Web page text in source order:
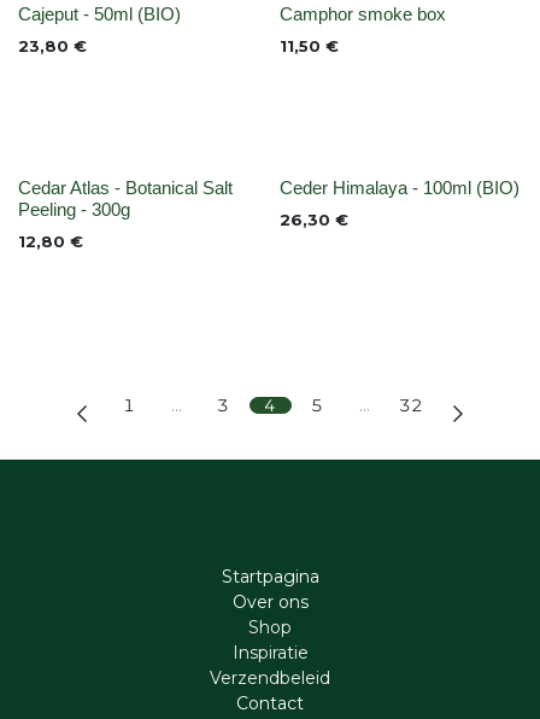
None
Cajeput - 50ml (BIO)
23,80 € None
Camphor smoke box
11,50 €
None
Cedar Atlas - Botanical Salt
Peeling - 300g
12,80 €
None
Ceder Himalaya - 100ml (BIO)
26,30 €
1 … 3 4 5 … 32
Startpagina
Ove​r​ ons
Shop
Inspiratie
Verzendbeleid
Cont​act